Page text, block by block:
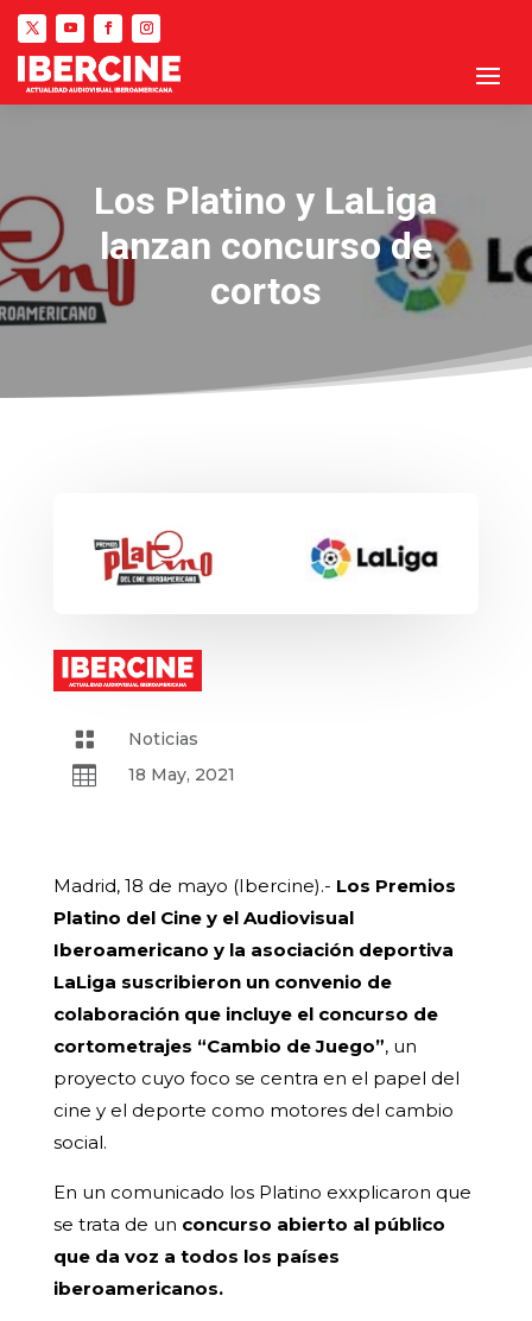
Los Platino y LaLiga
lanzan concurso de
cortos
 Noticias
 18 May, 2021
Madrid, 18 de mayo (Ibercine).- Los Premios
Platino del Cine y el Audiovisual
Iberoamericano y la asociación deportiva
LaLiga suscribieron un convenio de
colaboración que incluye el concurso de
cortometrajes “Cambio de Juego”, un
proyecto cuyo foco se centra en el papel del
cine y el deporte como motores del cambio
social.
En un comunicado los Platino exxplicaron que
se trata de un concurso abierto al público
que da voz a todos los países
iberoamericanos.